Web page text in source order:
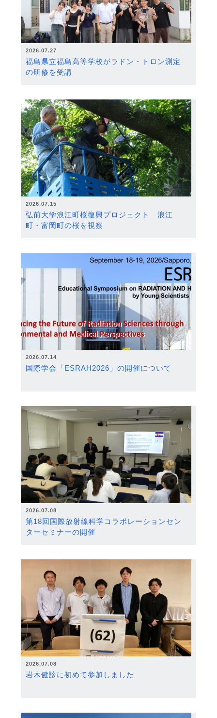
2026.07.27
福島県立福島高等学校がラドン・トロン測定
の研修を受講
2026.07.15
弘前大学浪江町桜復興プロジェクト 浪江
町・富岡町の桜を視察
2026.07.14
国際学会「ESRAH2026」の開催について
2026.07.08
第18回国際放射線科学コラボレーションセン
ターセミナーの開催
2026.07.08
岩木健診に初めて参加しました